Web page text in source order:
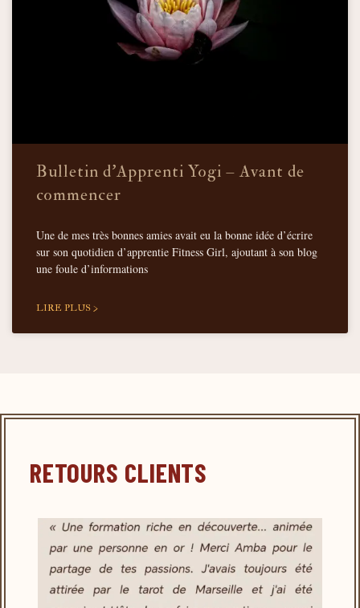
Bulletin d’Apprenti Yogi – Avant de
commencer
Une de mes très bonnes amies avait eu la bonne idée d’écrire
sur son quotidien d’apprentie Fitness Girl, ajoutant à son blog
une foule d’informations
LIRE PLUS >
RETOURS CLIENTS